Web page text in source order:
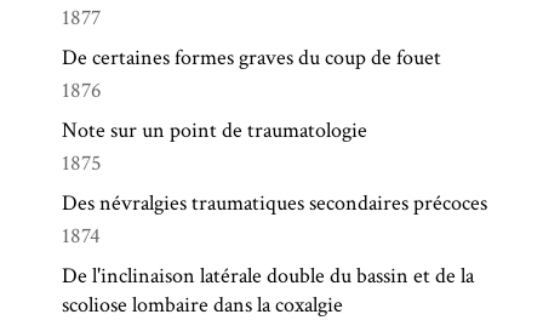
1877
De certaines formes graves du coup de fouet
1876
Note sur un point de traumatologie
1875
Des névralgies traumatiques secondaires précoces
1874
De l'inclinaison latérale double du bassin et de la
scoliose lombaire dans la coxalgie